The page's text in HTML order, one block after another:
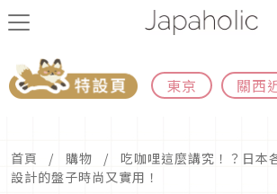
東京 關西
首頁 購物
吃咖哩這麼講究！？日本
設計的盤子時尚又實用！